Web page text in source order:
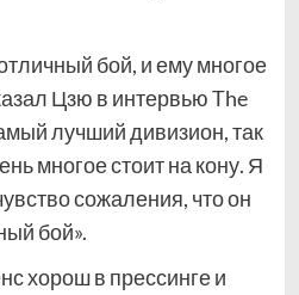
бой, и ему многое
Цзю в интервью The
лучший дивизион, так
многое стоит на кону. Я
сожаления, что он
бой».
хорош в прессинге и